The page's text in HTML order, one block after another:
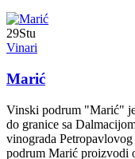
29Stu
Vinari
Marić
Vinski podrum "Marić"
do granice sa
vinograda
podrum Marić proizvodi